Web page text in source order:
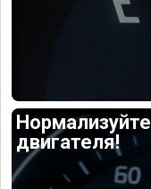
двигателя!